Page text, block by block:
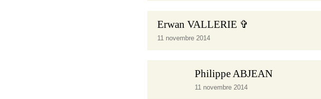
Erwan VALLERIE ✞
11 novembre 2014
Philippe ABJEAN
11 novembre 2014